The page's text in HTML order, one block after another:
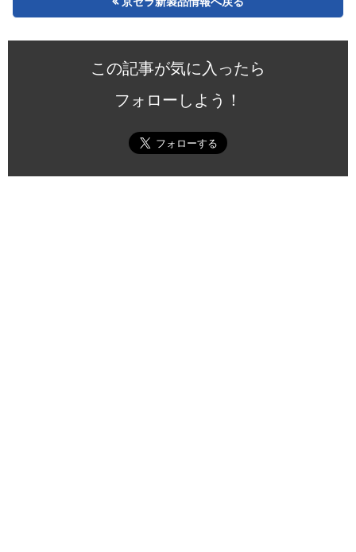
この記事が気に入ったら
フォローしよう！